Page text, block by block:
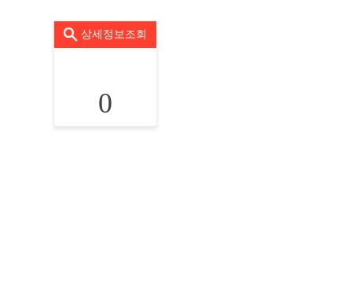
상세정보조회
0